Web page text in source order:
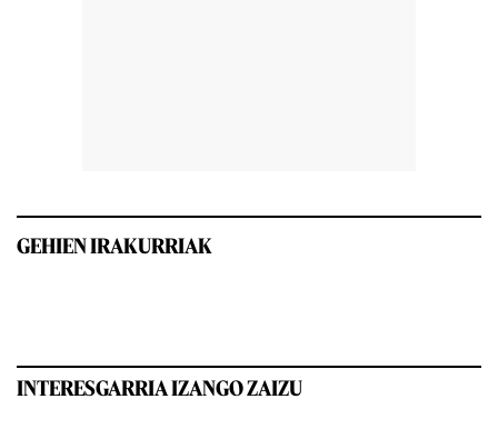
GEHIEN IRAKURRIAK
INTERESGARRIA IZANGO ZAIZU